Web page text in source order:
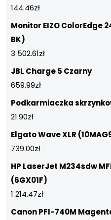
144.46zł
Monitor EIZO ColorEdge
BK)
3 502.61zł
JBL Charge 5 Czarny
659.99zł
Podkarmiaczka
21.90zł
Elgato Wave XLR
739.00zł
HP LaserJet M234sdw
(6GX01F)
1 214.47zł
Canon PFI-740M